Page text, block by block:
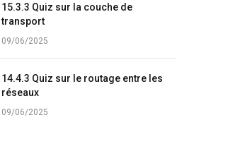
15.3.3 Quiz sur la couche de
transport
09/06/2025
14.4.3 Quiz sur le routage entre les
réseaux
09/06/2025